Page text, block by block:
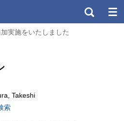
実施をいたしました
Takeshi
索